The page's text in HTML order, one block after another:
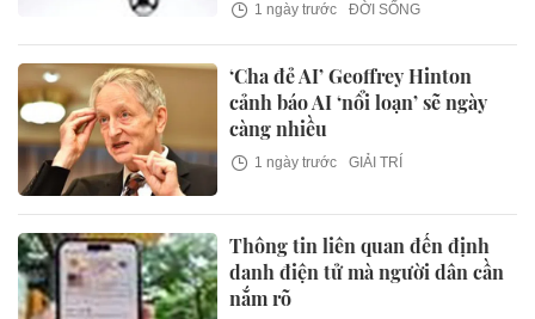
1 ngày trước ĐỜI SỐNG
‘Cha đẻ AI’ Geoffrey Hinton
cảnh báo AI ‘nổi loạn’ sẽ ngày
càng nhiều
1 ngày trước GIẢI TRÍ
Thông tin liên quan đến định
danh điện tử mà người dân cần
nắm rõ